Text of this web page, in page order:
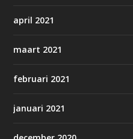
april 2021
maart 2021
februari 2021
januari 2021